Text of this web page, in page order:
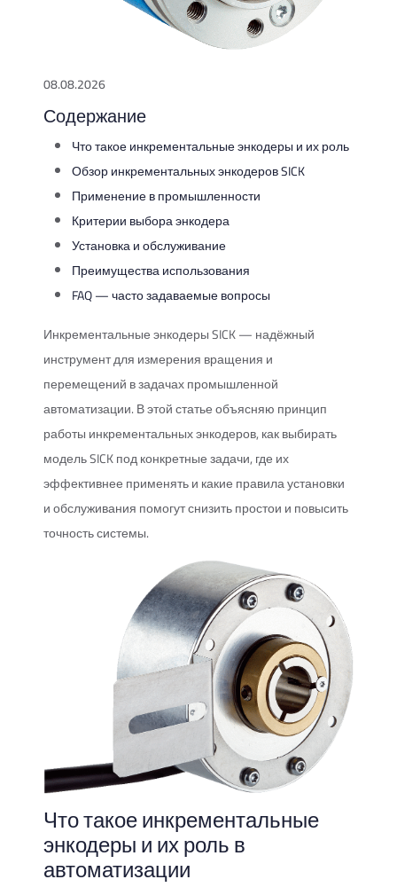
08.08.2026
Содержание
Что такое инкрементальные энкодеры и их роль
Обзор инкрементальных энкодеров SICK
Применение в промышленности
Критерии выбора энкодера
Установка и обслуживание
Преимущества использования
FAQ — часто задаваемые вопросы
Инкрементальные энкодеры SICK — надёжный
инструмент для измерения вращения и
перемещений в задачах промышленной
автоматизации. В этой статье объясняю принцип
работы инкрементальных энкодеров, как выбирать
модель SICK под конкретные задачи, где их
эффективнее применять и какие правила установки
и обслуживания помогут снизить простои и повысить
точность системы.
Что такое инкрементальные
энкодеры и их роль в
автоматизации